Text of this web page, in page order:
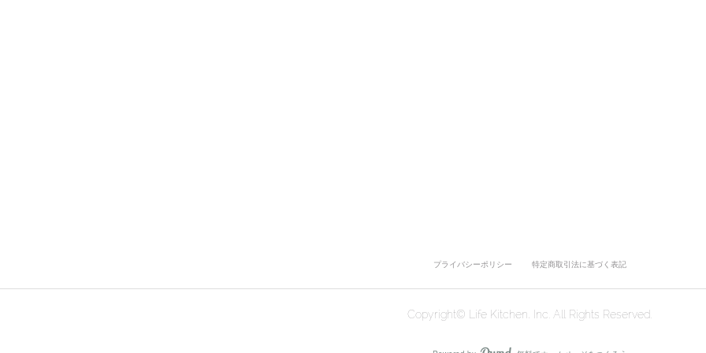
プライバシーポリシー 特定商取引法に基づく表記
Copyright© Life Kitchen, Inc. All Rights Reserved.